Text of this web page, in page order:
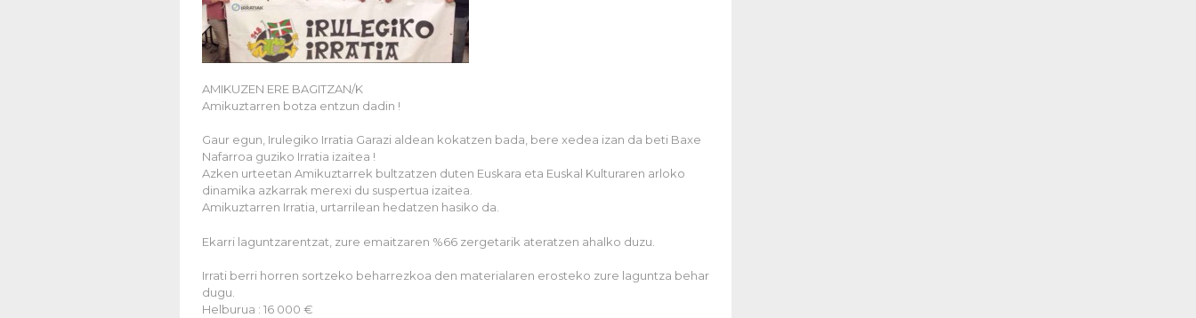
AMIKUZEN ERE BAGITZAN/K
Amikuztarren botza entzun dadin !
Gaur egun, Irulegiko Irratia Garazi aldean kokatzen bada, bere xedea izan da beti Baxe
Nafarroa guziko Irratia izaitea !
Azken urteetan Amikuztarrek bultzatzen duten Euskara eta Euskal Kulturaren arloko
dinamika azkarrak merexi du suspertua izaitea.
Amikuztarren Irratia, urtarrilean hedatzen hasiko da.
Ekarri laguntzarentzat, zure emaitzaren %66 zergetarik ateratzen ahalko duzu.
Irrati berri horren sortzeko beharrezkoa den materialaren erosteko zure laguntza behar
dugu.
Helburua : 16 000 €